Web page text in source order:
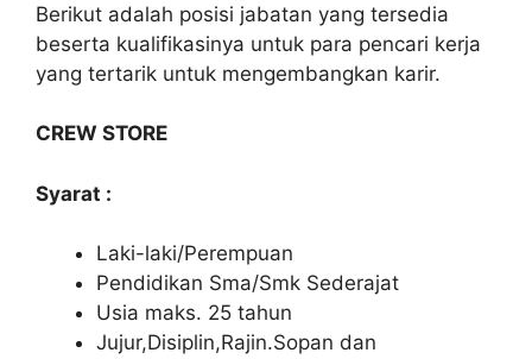
Berikut adalah posisi jabatan yang tersedia
beserta kualifikasinya untuk para pencari kerja
yang tertarik untuk mengembangkan karir.
CREW STORE
Syarat :
Laki-laki/Perempuan
Pendidikan Sma/Smk Sederajat
Usia maks. 25 tahun
Jujur,Disiplin,Rajin.Sopan dan